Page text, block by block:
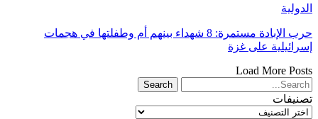
الدولية
حرب الإبادة مستمرة: 8 شهداء بينهم أم وطفلتها في هجمات
إسرائيلية على غزة
Load More Posts
تصنيفات
تصنيفات